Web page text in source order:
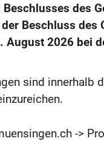
des
Beschluss des
2026 bei
sind
->